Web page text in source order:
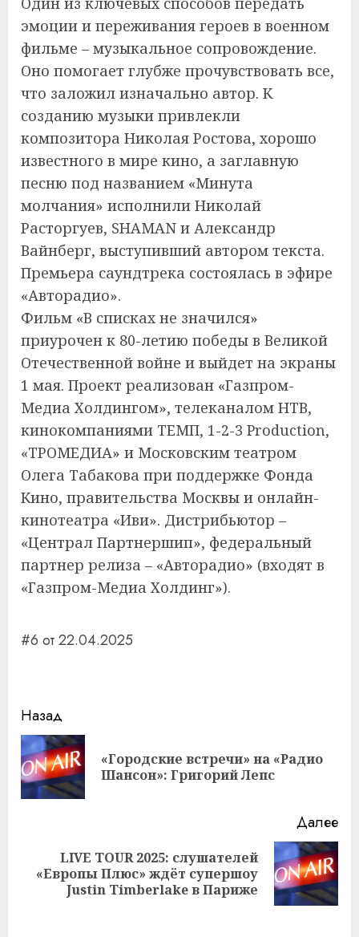
эмоции и переживания героев в военном
фильме – музыкальное сопровождение.
Оно помогает глубже прочувствовать все,
что заложил изначально автор. К
созданию музыки привлекли
композитора Николая Ростова, хорошо
известного в мире кино, а заглавную
песню под названием «Минута
молчания» исполнили Николай
Расторгуев, SHAMAN и Александр
Вайнберг, выступивший автором текста.
Премьера саундтрека состоялась в эфире
«Авторадио».
Фильм «В списках не значился»
приурочен к 80-летию победы в Великой
Отечественной войне и выйдет на экраны
1 мая. Проект реализован «Газпром-
Медиа Холдингом», телеканалом НТВ,
кинокомпаниями ТЕМП, 1-2-3 Production,
«ТРОМЕДИА» и Московским театром
Олега Табакова при поддержке Фонда
Кино, правительства Москвы и онлайн-
кинотеатра «Иви». Дистрибьютор –
«Централ Партнершип», федеральный
партнер релиза – «Авторадио» (входят в
«Газпром-Медиа Холдинг»).
#6 от 22.04.2025
Навигация
записи
Назад
«Городские встречи» на «Радио
Шансон»: Григорий Лепс
Далее
Следующая
запись:
LIVE TOUR 2025: слушателей
«Европы Плюс» ждёт супершоу
Justin Timberlake в Париже